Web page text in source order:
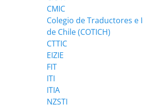
CMIC
Colegio de Traductores e
de Chile (COTICH)
CTTIC
EIZIE
FIT
ITI
ITIA
NZSTI